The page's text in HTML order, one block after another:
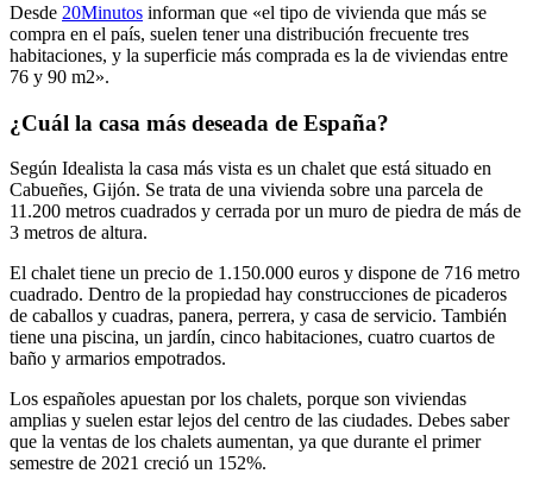
Desde 20Minutos informan que «el tipo de vivienda que más se
compra en el país, suelen tener una distribución frecuente tres
habitaciones, y la superficie más comprada es la de viviendas entre
76 y 90 m2».
¿Cuál la casa más deseada de España?
Según Idealista la casa más vista es un chalet que está situado en
Cabueñes, Gijón. Se trata de una vivienda sobre una parcela de
11.200 metros cuadrados y cerrada por un muro de piedra de más de
3 metros de altura.
El chalet tiene un precio de 1.150.000 euros y dispone de 716 metro
cuadrado. Dentro de la propiedad hay construcciones de picaderos
de caballos y cuadras, panera, perrera, y casa de servicio. También
tiene una piscina, un jardín, cinco habitaciones, cuatro cuartos de
baño y armarios empotrados.
Los españoles apuestan por los chalets, porque son viviendas
amplias y suelen estar lejos del centro de las ciudades. Debes saber
que la ventas de los chalets aumentan, ya que durante el primer
semestre de 2021 creció un 152%.